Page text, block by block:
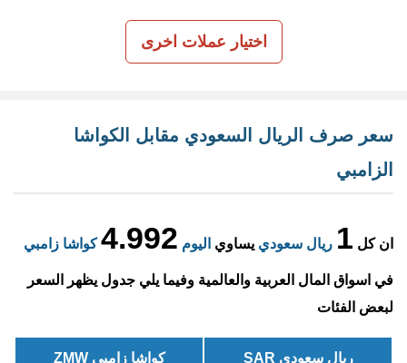
اختيار عملات اخرى
سعر صرف الريال السعودي مقابل الكواشا
الزامبي
ان كل 1 ريال سعودي يساوي اليوم 4.992 كواشا زامبي
في اسواق المال العربية والعالمية وفيما يلي جدول يظهر السعر
لبعض الفئات
ريال سعودي SAR كواشا زامبي ZMW